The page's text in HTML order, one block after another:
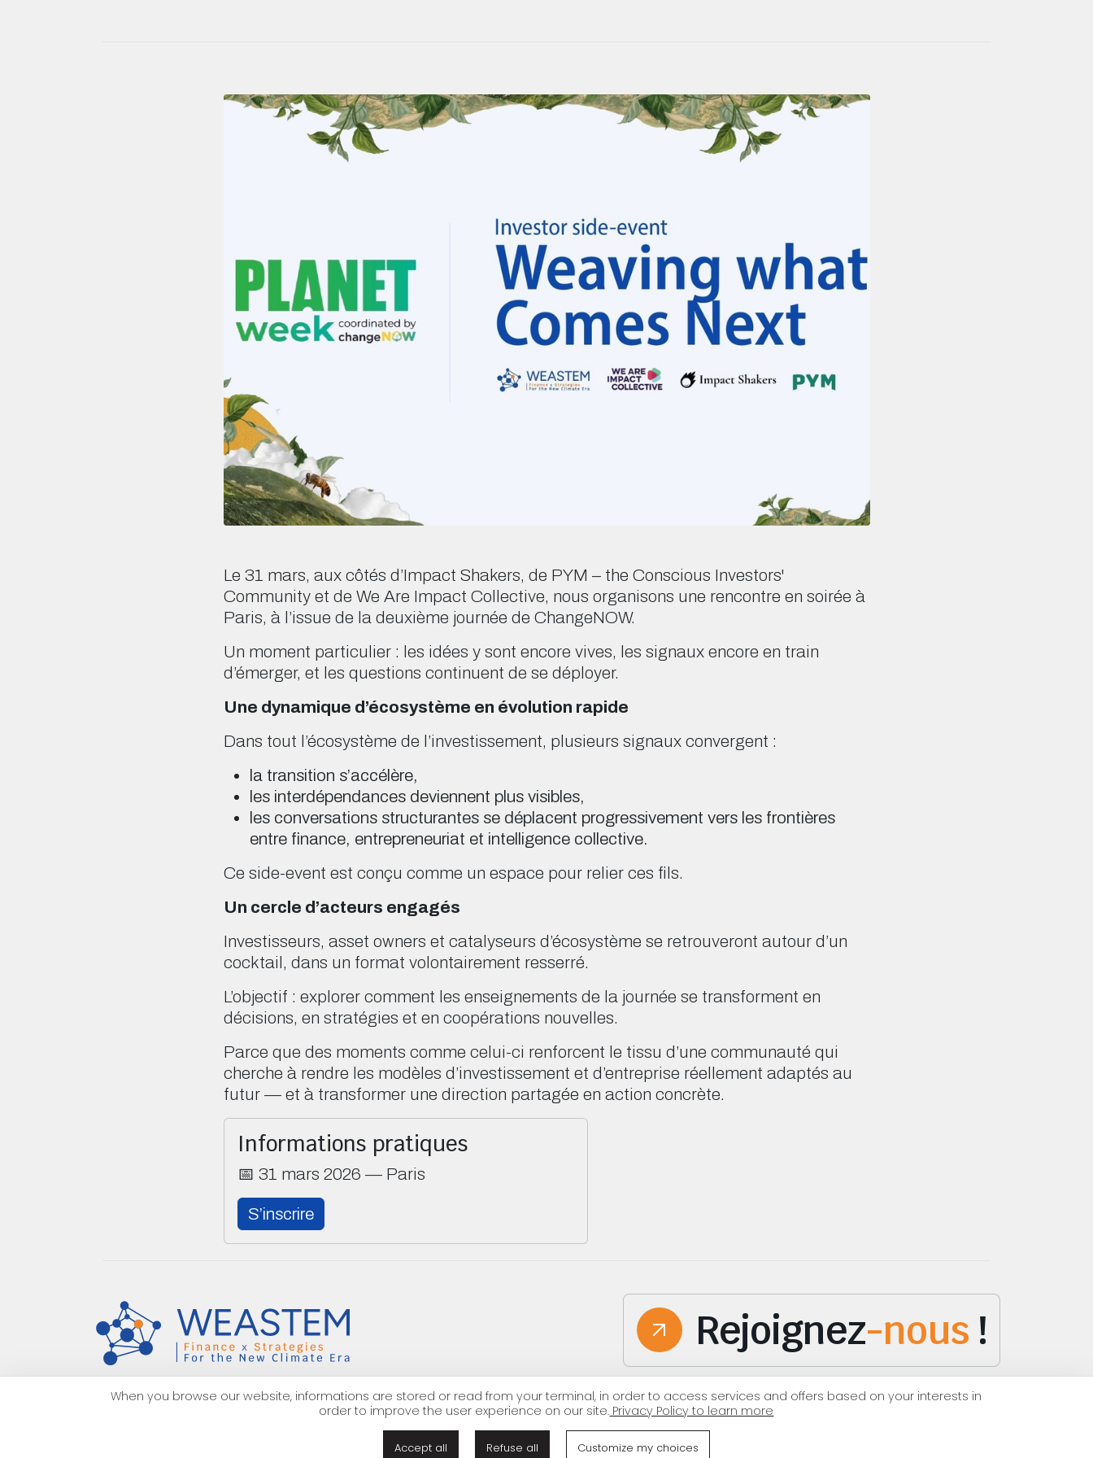
Le 31 mars, aux côtés d’Impact Shakers, de PYM – the Conscious Investors'
Community et de We Are Impact Collective, nous organisons une rencontre en soirée à
Paris, à l’issue de la deuxième journée de ChangeNOW.
Un moment particulier : les idées y sont encore vives, les signaux encore en train
d’émerger, et les questions continuent de se déployer.
Une dynamique d’écosystème en évolution rapide
Dans tout l’écosystème de l’investissement, plusieurs signaux convergent :
la transition s’accélère,
les interdépendances deviennent plus visibles,
les conversations structurantes se déplacent progressivement vers les frontières
entre finance, entrepreneuriat et intelligence collective.
Ce side-event est conçu comme un espace pour relier ces fils.
Un cercle d’acteurs engagés
Investisseurs, asset owners et catalyseurs d’écosystème se retrouveront autour d’un
cocktail, dans un format volontairement resserré.
L’objectif : explorer comment les enseignements de la journée se transforment en
décisions, en stratégies et en coopérations nouvelles.
Parce que des moments comme celui-ci renforcent le tissu d’une communauté qui
cherche à rendre les modèles d’investissement et d’entreprise réellement adaptés au
futur — et à transformer une direction partagée en action concrète.
Informations pratiques
📅 31 mars 2026 — Paris
S’inscrire
Rejoignez-nous !
Nous rejoindre Partenariat
When you browse our website, informations are stored or read from your terminal, in order to access services and offers based on your interests in
order to improve the user experience on our site. Privacy Policy to learn more
Accept all Refuse all Customize my choices